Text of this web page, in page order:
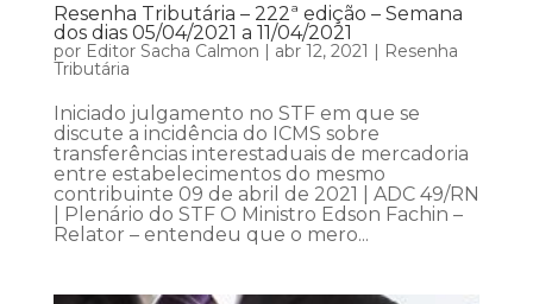
Resenha Tributária – 222ª edição – Semana
dos dias 05/04/2021 a 11/04/2021
por Editor Sacha Calmon | abr 12, 2021 | Resenha
Tributária
Iniciado julgamento no STF em que se
discute a incidência do ICMS sobre
transferências interestaduais de mercadoria
entre estabelecimentos do mesmo
contribuinte 09 de abril de 2021 | ADC 49/RN
| Plenário do STF O Ministro Edson Fachin –
Relator – entendeu que o mero...